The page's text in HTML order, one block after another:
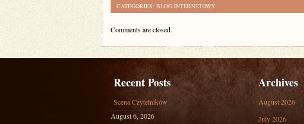
CATEGORIES: BLOG INTERNETOWY
Comments are closed.
Recent Posts
Scena Czytelników
August 6, 2026
Archives
August 2026
July 2026